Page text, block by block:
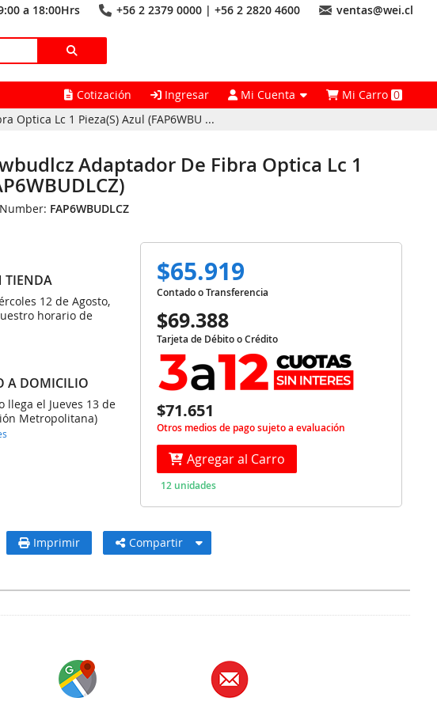
a 18:00Hrs +56 2 2379 0000 | +56 2 2820 4600 ventas@wei.cl
Cotización Ingresar Mi Cuenta Mi Carro0
Optica Lc 1 Pieza(S) Azul (FAP6WBU ...
Adaptador De Fibra Optica Lc 1
FAP6WBUDLCZ
TIENDA
12 de Agosto,
horario de
A DOMICILIO
llega el Jueves 13 de
Metropolitana)
$65.919
Contado o Transferencia
$69.388
Tarjeta de Débito o Crédito
$71.651
Otros medios de pago sujeto a evaluación
Agregar al Carro
12 unidades
Imprimir Compartir